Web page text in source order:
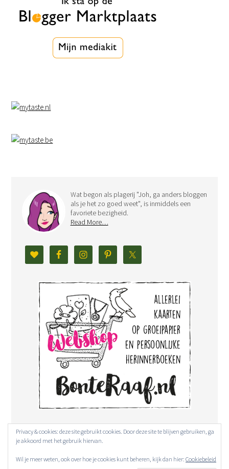
Wat begon als plagerij "Joh, ga anders bloggen
als je het zo goed weet", is inmiddels een
favoriete bezigheid.
Read More…
Privacy & cookies: deze site gebruikt cookies. Door deze site te blijven gebruiken, ga
je akkoord met het gebruik hiervan.
Wil je meer weten, ook over hoe je cookies kunt beheren, kijk dan hier: Cookiebeleid